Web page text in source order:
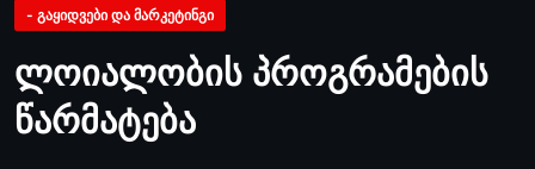
- გაყიდვები და მარკეტინგი
ლოიალობის პროგრამების
წარმატება